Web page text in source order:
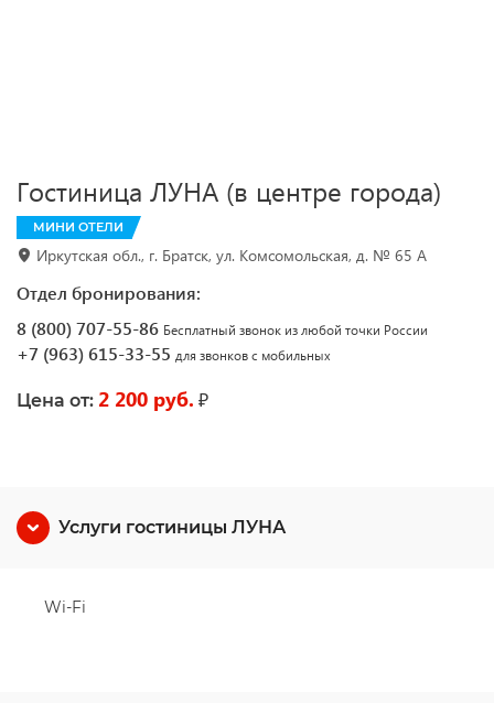
Гостиница ЛУНА (в центре города)
МИНИ ОТЕЛИ
Иркутская обл., г. Братск, ул. Комсомольская, д. № 65 А
Отдел бронирования:
8 (800) 707-55-86 Бесплатный звонок из любой точки России
+7 (963) 615-33-55 для звонков с мобильных
Цена от: 2 200 руб. ₽
Услуги гостиницы ЛУНА
Wi-Fi